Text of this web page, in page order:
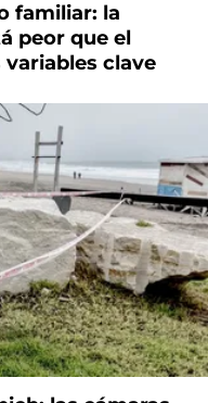
familiar: la
peor que el
clave